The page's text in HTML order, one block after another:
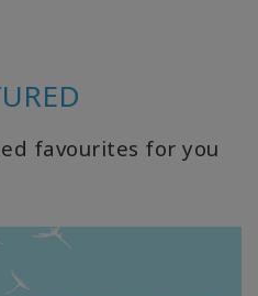
favourites for you